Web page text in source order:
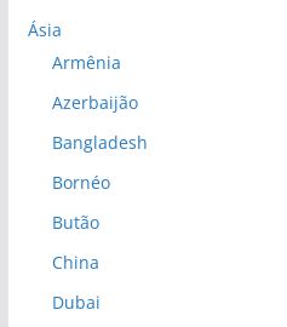
Ásia
Armênia
Azerbaijão
Bangladesh
Bornéo
Butão
China
Dubai